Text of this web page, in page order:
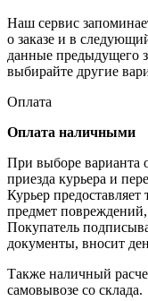
Наш сервис
о заказе и в
данные предыдущего
выбирайте другие
Оплата
Оплата наличными
При выборе варианта
приезда курьера и
Курьер
предмет
Покупатель
документы, вносит
Также наличный
самовывозе со склада.